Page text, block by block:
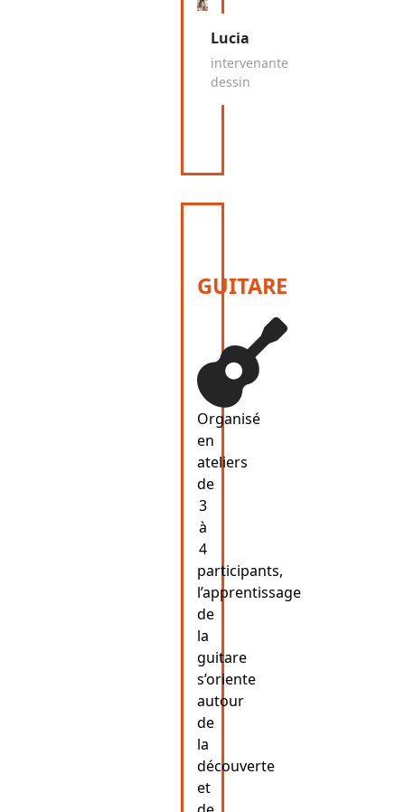
Lucia
intervenante
dessin
GUITARE
fas
Organisé
en
ateliers
de
3
à
4
participants,
l’apprentissage
de
la
guitare
s’oriente
autour
de
la
découverte
et